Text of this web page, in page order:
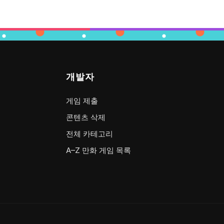
개발자
게임 제출
콘텐츠 삭제
전체 카테고리
A–Z 만화 게임 목록